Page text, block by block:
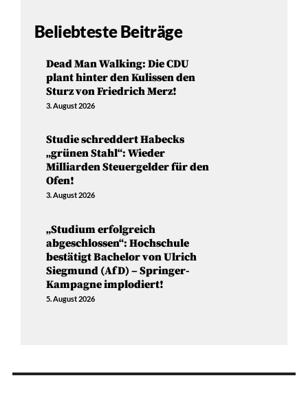
Beliebteste Beiträge
Dead Man Walking: Die CDU
plant hinter den Kulissen den
Sturz von Friedrich Merz!
3. August 2026
Studie schreddert Habecks
„grünen Stahl“: Wieder
Milliarden Steuergelder für den
Ofen!
3. August 2026
„Studium erfolgreich
abgeschlossen“: Hochschule
bestätigt Bachelor von Ulrich
Siegmund (AfD) – Springer-
Kampagne implodiert!
5. August 2026